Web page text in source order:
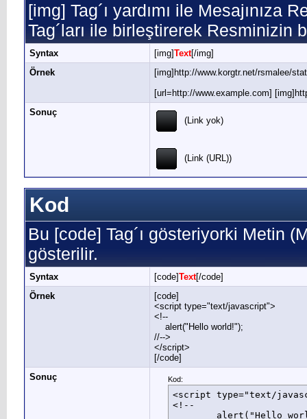
[img] Tag´ı yardımı ile
Tag´ları ile birleştirerek
Syntax [img]Text[/img]
Örnek
[img]http://www.korgtr.net/rsmalee/
[url=http://www.example.com]
Sonuç
(Link yok)
(Link (URL))
Kod
Bu [code] Tag´ı gösteriyorki Metin
gösterilir.
Syntax [code]Text[/code]
Örnek
[code]
<script type="text/javascript">
<!--
alert("Hello world!");
//-->
</script>
[/code]
Sonuç
Kod:
<script type="text/
<!--